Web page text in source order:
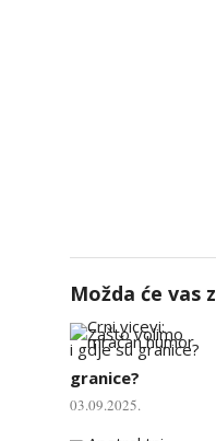
Možda će vas
granice?
03.09.2025.